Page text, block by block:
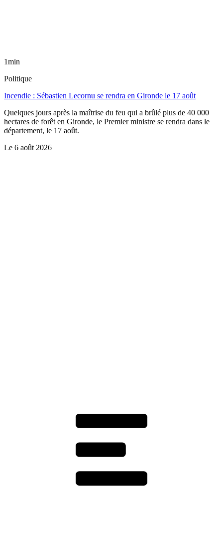
1min
Politique
Incendie : Sébastien Lecornu se rendra en Gironde le 17 août
Quelques jours après la maîtrise du feu qui a brûlé plus de 40 000
hectares de forêt en Gironde, le Premier ministre se rendra dans le
département, le 17 août.
Le 6 août 2026